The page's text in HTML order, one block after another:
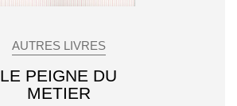
AUTRES LIVRES
LE PEIGNE DU
METIER